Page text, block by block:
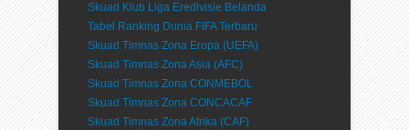
Skuad Klub Liga Eredivisie Belanda
Tabel Ranking Dunia FIFA Terbaru
Skuad Timnas Zona Eropa (UEFA)
Skuad Timnas Zona Asia (AFC)
Skuad Timnas Zona CONMEBOL
Skuad Timnas Zona CONCACAF
Skuad Timnas Zona Afrika (CAF)